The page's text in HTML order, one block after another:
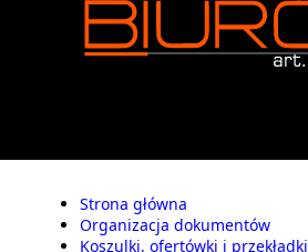
Strona główna
Organizacja dokumentów
Koszulki, ofertówki i przekładki